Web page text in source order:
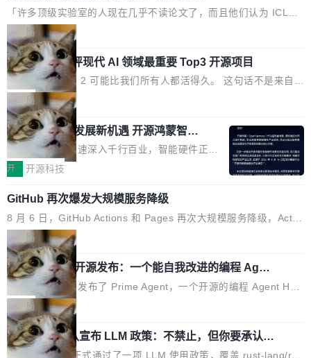
的严苛使用需求。 澎湃功率，紧凑机身 钛金雕1
600PG5 AI TOP具备强悍输出功率，同时实现
机身尺寸大幅精简。整机长度仅16厘米，属于同
功率段机身尺寸十分紧凑的1600W电源产品。小
巧机身有效提升市面主流标准A...
至2026年的8763亿美元。数字的背后是一个清晰的事实——品牌
对专业化营销服务的需求从未如此迫切。 但市场扩容的同时,服务
商的竞争逻辑正在改变。2026年TopAgency年度合辑的观察指出,
“产品”这个离消费者最近的载体,在整个品牌营销层面的权重显著变
高了。全域营销服务商的竞争正在从规模转向深度,案例厚度、全域
覆盖、多线协同...
「许多顶级实验室的人现在几乎不读论文了，而且他们认为 ICLR/I
CML/NeurIPS 充斥着大量过度宣传和欺诈。」 OpenAI 研究员 Ke
ller Jordan 这条推文引发了广泛讨论。他不是在说风凉话，他是说
出了一个圈内人尽皆知但很少公开捅破的事实。 Jordan 随后补充
了一句软化声明：「我不认为这些会议上大部分论文都在过度宣传
或造假。问题是，作为读者，如果你筛选出那些看起来最令人兴奋
的论文，那它们大部分都是过度宣传的。」 这才是真正的痛点。不
是所有论文都有问题，是最吸引眼球的那批论文最有问题。 他引用
的帖子来自 Mathew Shen，一位 ICLR 2026 的读者：「看了篇
...
局
xAI 前工程师评现代 AI 领域最重要 Top3 开源项目
Flash Attention 2 可能比我们所有人都活得久。 这句话不是来自某
个技术博客，而是出自 Hieu Pham 的一条推文。Hieu Pham 是
谁？他是 xAI 的早期工程师之一，在 Grok 训练基础设施团队工作
过。近日他在 X 上发了一条帖子，列出了他认为现代 AI 领域最重
要的三个开源项目。 第一个名字毫无悬念：Flash Attention 2。 Hi
eu 的理由很具体。FA 系列不需要解释，但 FA2 是他认为最重要的
些"邪恶的" Hopper++ 优化所淹没，足够容易修改和适配。 更关键
的是 FA2 的持久性...
局
共商智能硬件发展新机遇 开源鸿蒙智能
硬件开发者日杭州站即将举行
随着万物智联加速深入千行百业，智能硬件正从
单点设备迈向智能化、网联化、协同化发展。作
鸿蒙通过统一技术底座和分布式能力，为不同类
型智能设备的开发、连接与互联提供关键支撑，
也为产业链企业探索产品创新与商业增长打开新
的空间。 8月14日，开源鸿蒙智能硬件开发者日
（OHDD：OpenHarmony Hardware Develope
r Day）将在杭州启航。活动面向智能硬件产业
链企业和开发者，邀请行业专家与资深技术顾
问，围绕开源鸿蒙技术能力、设备适配、芯片适
配、功耗与稳定性调优、兼容性测评及统一互联
等内容展开系统讲解和实战交流，帮助企业进一
开 开源科技
GitHub 再次爆发大规模服务降级
8 月 6 日，GitHub Actions 和 Pages 再次大规模服务降级，Actio
ns 完全不可用超过 5 小时，webhook 停发，连自托管 runner 也
因调度层故障无法工作。Pages、Copilot code review、Copilot c
oding agent 全部受影响。从检测到完全恢复，大约 12 小时。 这
是 2026 年 8 月的第六起事故，其中四起与 AI/Copilot 服务相关。
GitHub 员工 kdaigle 在 HN 讨论中贴出了一组数据：2025 年全年
10 亿次 commit。现在，每周 2.75 亿次，全年预计 140 亿次。Gi
tHub...
局
Prime Agent 开源发布：一个能自我改进的编程 Agen
t，ARC-AGI 3 超越人类专家基线
Prime Intellect 发布了 Prime Agent，一个开源的编程 Agent Har
ness，核心设计围绕两个抽象：Recursive Language Model（RL
M）和 Continual Harness。在 ARC-AGI 3 基准测试上，Prime A
gent + Opus 5 的组合达到了 95.5% RHAE Best@1，超过了 AR
C 报告的人类专家基线 95.4%。 不是又一个 coding agent 包装器
局
Rust 项目团队宣布 LLM 政策：不禁止，但你要承认哪
些代码不是你写的
Rust 语言项目正式通过了一项 LLM 使用政策，覆盖 rust-lang/rus